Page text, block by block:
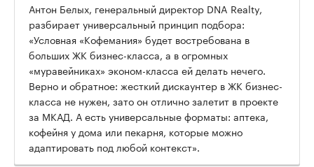
Антон Белых, генеральный директор DNA Realty,
разбирает универсальный принцип подбора:
«Условная «Кофемания» будет востребована в
больших ЖК бизнес-класса, а в огромных
«муравейниках» эконом-класса ей делать нечего.
Верно и обратное: жесткий дискаунтер в ЖК бизнес-
класса не нужен, зато он отлично залетит в проекте
за МКАД. А есть универсальные форматы: аптека,
кофейня у дома или пекарня, которые можно
адаптировать под любой контекст».